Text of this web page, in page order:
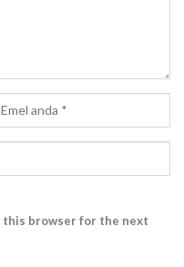
this browser for the next